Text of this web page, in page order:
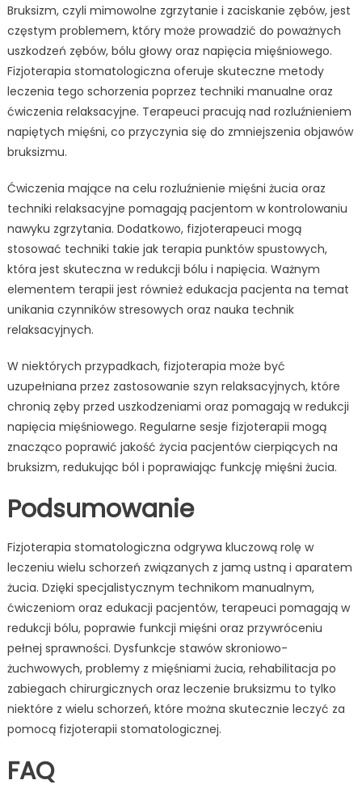
Bruksizm, czyli mimowolne zgrzytanie i zaciskanie zębów, jest
częstym problemem, który może prowadzić do poważnych
uszkodzeń zębów, bólu głowy oraz napięcia mięśniowego.
Fizjoterapia stomatologiczna oferuje skuteczne metody
leczenia tego schorzenia poprzez techniki manualne oraz
ćwiczenia relaksacyjne. Terapeuci pracują nad rozluźnieniem
napiętych mięśni, co przyczynia się do zmniejszenia objawów
bruksizmu.
Ćwiczenia mające na celu rozluźnienie mięśni żucia oraz
techniki relaksacyjne pomagają pacjentom w kontrolowaniu
nawyku zgrzytania. Dodatkowo, fizjoterapeuci mogą
stosować techniki takie jak terapia punktów spustowych,
która jest skuteczna w redukcji bólu i napięcia. Ważnym
elementem terapii jest również edukacja pacjenta na temat
unikania czynników stresowych oraz nauka technik
relaksacyjnych.
W niektórych przypadkach, fizjoterapia może być
uzupełniana przez zastosowanie szyn relaksacyjnych, które
chronią zęby przed uszkodzeniami oraz pomagają w redukcji
napięcia mięśniowego. Regularne sesje fizjoterapii mogą
znacząco poprawić jakość życia pacjentów cierpiących na
bruksizm, redukując ból i poprawiając funkcję mięśni żucia.
Podsumowanie
Fizjoterapia stomatologiczna odgrywa kluczową rolę w
leczeniu wielu schorzeń związanych z jamą ustną i aparatem
żucia. Dzięki specjalistycznym technikom manualnym,
ćwiczeniom oraz edukacji pacjentów, terapeuci pomagają w
redukcji bólu, poprawie funkcji mięśni oraz przywróceniu
pełnej sprawności. Dysfunkcje stawów skroniowo-
żuchwowych, problemy z mięśniami żucia, rehabilitacja po
zabiegach chirurgicznych oraz leczenie bruksizmu to tylko
niektóre z wielu schorzeń, które można skutecznie leczyć za
pomocą fizjoterapii stomatologicznej.
FAQ